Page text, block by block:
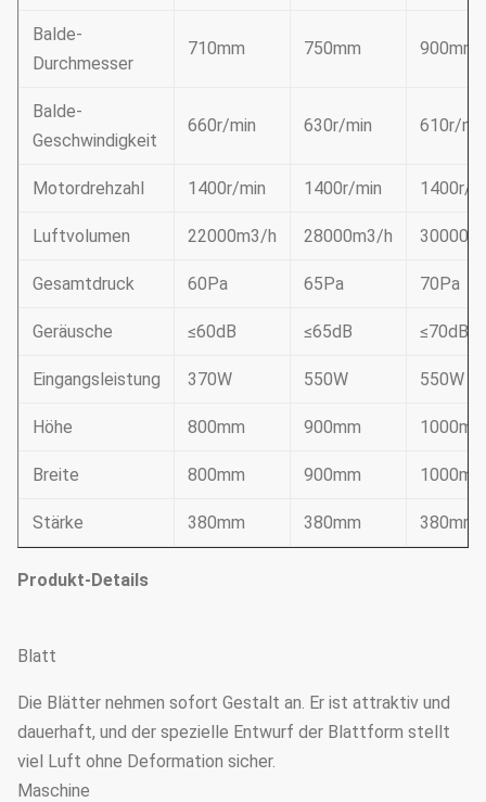
Balde-
Durchmesser
710mm 750mm 900mm
Balde-
Geschwindigkeit
660r/min 630r/min 610r/
Motordrehzahl 1400r/min 1400r/min 1400r/
Luftvolumen 22000m3/h 28000m3/h
Gesamtdruck 60Pa 65Pa 70Pa
Geräusche ≤60dB ≤65dB ≤70dB
Eingangsleistung 370W 550W 550W
Höhe 800mm 900mm 1000mm
Breite 800mm 900mm 1000mm
Stärke 380mm 380mm 380mm
Produkt-Details
Blatt
Die Blätter nehmen sofort Gestalt an. Er ist attraktiv und
dauerhaft, und der spezielle Entwurf der Blattform stellt
viel Luft ohne Deformation sicher.
Maschine